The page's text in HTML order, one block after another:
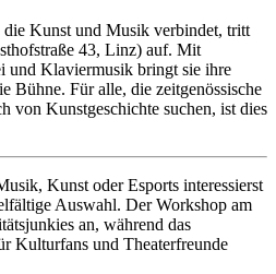
die Kunst und Musik verbindet, tritt
43, Linz) auf. Mit
und Klaviermusik bringt sie ihre
Bühne. Für alle, die zeitgenössische
von Kunstgeschichte suchen, ist dies
Kunst oder Esports interessierst
Auswahl. Der Workshop am
an, während das
Kulturfans und Theaterfreunde